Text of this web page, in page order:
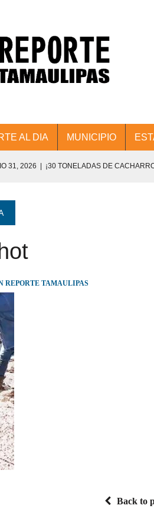
AL DIA MUNICIPIO
31, 2026 | ¡30 TONELADAS DE
PARA LA COMUNIDAD!
EN EQUIPO Y RESULTADOS!
TE INVITA A DESCUBRIR EL
REPORTE TAMAULIPAS
Back to